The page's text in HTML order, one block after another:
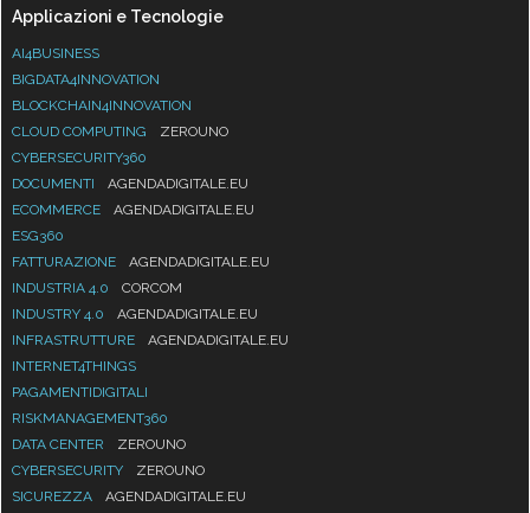
Applicazioni e Tecnologie
AI4BUSINESS
BIGDATA4INNOVATION
BLOCKCHAIN4INNOVATION
CLOUD COMPUTING
ZEROUNO
CYBERSECURITY360
DOCUMENTI
AGENDADIGITALE.EU
ECOMMERCE
AGENDADIGITALE.EU
ESG360
FATTURAZIONE
AGENDADIGITALE.EU
INDUSTRIA 4.0
CORCOM
INDUSTRY 4.0
AGENDADIGITALE.EU
INFRASTRUTTURE
AGENDADIGITALE.EU
INTERNET4THINGS
PAGAMENTIDIGITALI
RISKMANAGEMENT360
DATA CENTER
ZEROUNO
CYBERSECURITY
ZEROUNO
SICUREZZA
AGENDADIGITALE.EU